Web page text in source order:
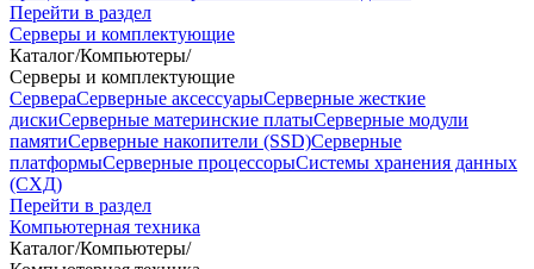
Перейти в раздел
Серверы и комплектующие
Каталог/Компьютеры/
Серверы и комплектующие
СервераСерверные аксессуарыСерверные жесткие
дискиСерверные материнские платыСерверные модули
памятиСерверные накопители (SSD)Серверные
платформыСерверные процессорыСистемы хранения данных
(СХД)
Перейти в раздел
Компьютерная техника
Каталог/Компьютеры/